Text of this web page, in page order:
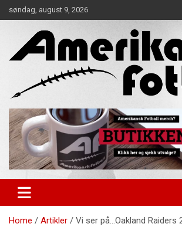
to
søndag, august 9, 2026
Amerikansk Fotball
Home Artikler Vi ser på…Oakland Raiders